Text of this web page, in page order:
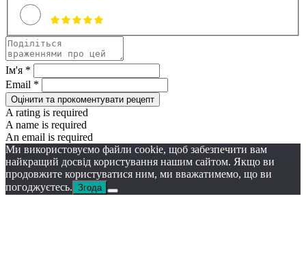
Ім'я *
Email *
Оцінити та прокоментувати рецепт
A rating is required
A name is required
An email is required
Ми використовуємо файли cookie, щоб забезпечити вам
найкращий досвід користування нашим сайтом. Якщо ви
продовжите користуватися ним, ми вважатимемо, що ви
погоджуєтесь. Згода